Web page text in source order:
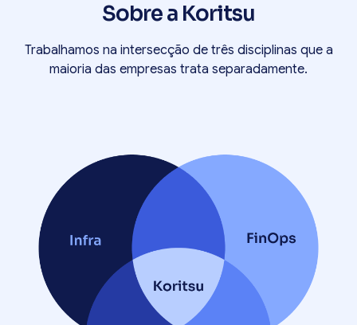
Sobre a Koritsu
Trabalhamos na intersecção de três disciplinas que a
maioria das empresas trata separadamente.